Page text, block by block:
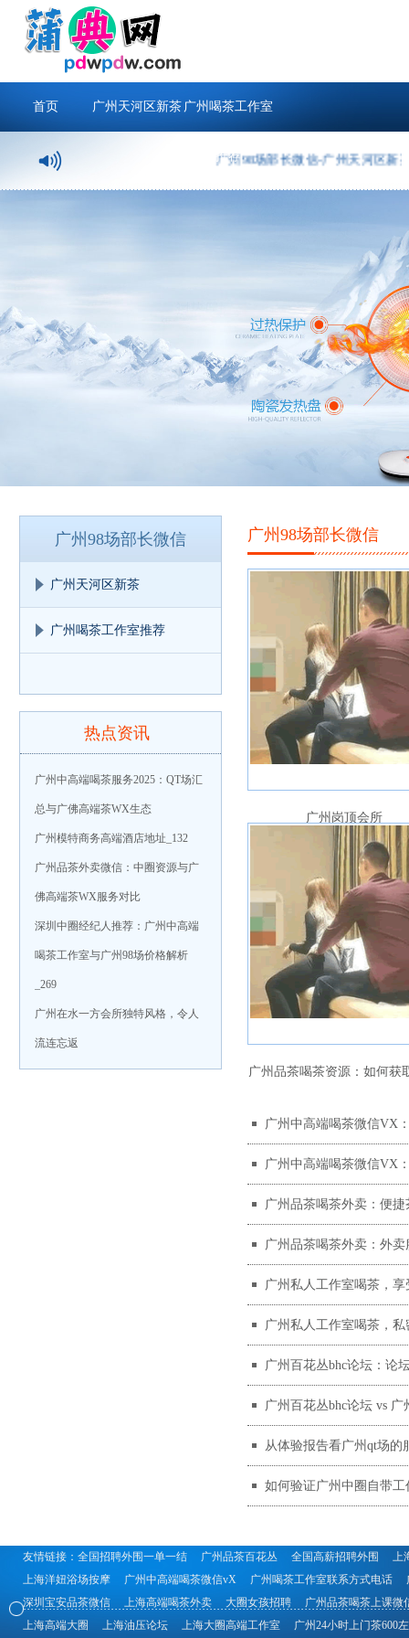
首页 广州天河区新茶 广州喝茶工作室
推荐
广州98场部长微信-广州天河区新茶,
广州98场部长微信
广州天河区新茶
广州喝茶工作室推荐
热点资讯
广州中高端喝茶服务2025：QT场汇
总与广佛高端茶WX生态
广州模特商务高端酒店地址_132
广州品茶外卖微信：中圈资源与广
佛高端茶WX服务对比
深圳中圈经纪人推荐：广州中高端
喝茶工作室与广州98场价格解析
_269
广州在水一方会所独特风格，令人
流连忘返
广州98场部长微信
广州岗顶会所
广州品茶喝茶资源：如何获
茶友资源
广州中高端喝茶微信VX‌
广州中高端喝茶微信VX‌
广州品茶喝茶外卖：便
广州品茶喝茶外卖：外
广州私人工作室喝茶，
广州私人工作室喝茶，
广州百花丛bhc论坛：论
广州百花丛bhc论坛 vs
从体验报告看广州qt场的
如何验证广州中圈自带
友情链接： 全国招聘外围一单一结 广州品茶百花丛 全国高薪招聘外围
上
上海洋妞浴场按摩
广州中高端喝茶微信vX 广州喝茶工作室联系方式电话
深圳宝安品茶微信
上海高端喝茶外卖 大圈女孩招聘
广州品茶喝茶上课微
上海高端大圈
上海油压论坛 上海大圈高端工作室 广州24小时上门茶600